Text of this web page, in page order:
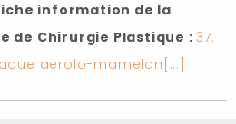
information de la
de Chirurgie Plastique :37.
aerolo-mamelon[...]